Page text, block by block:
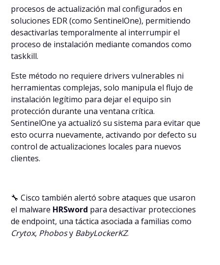
procesos de actualización mal configurados en
soluciones EDR (como SentinelOne), permitiendo
desactivarlas temporalmente al interrumpir el
proceso de instalación mediante comandos como
taskkill.
Este método no requiere drivers vulnerables ni
herramientas complejas, solo manipula el flujo de
instalación legítimo para dejar el equipo sin
protección durante una ventana crítica.
SentinelOne ya actualizó su sistema para evitar que
esto ocurra nuevamente, activando por defecto su
control de actualizaciones locales para nuevos
clientes.
🔧 Cisco también alertó sobre ataques que usaron
el malware HRSword para desactivar protecciones
de endpoint, una táctica asociada a familias como
Crytox, Phobosy BabyLockerKZ.